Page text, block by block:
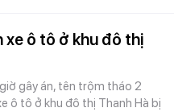
xe ô tô ở khu đô thị
gây án, tên trộm tháo 2
ô tô ở khu đô thị Thanh Hà bị